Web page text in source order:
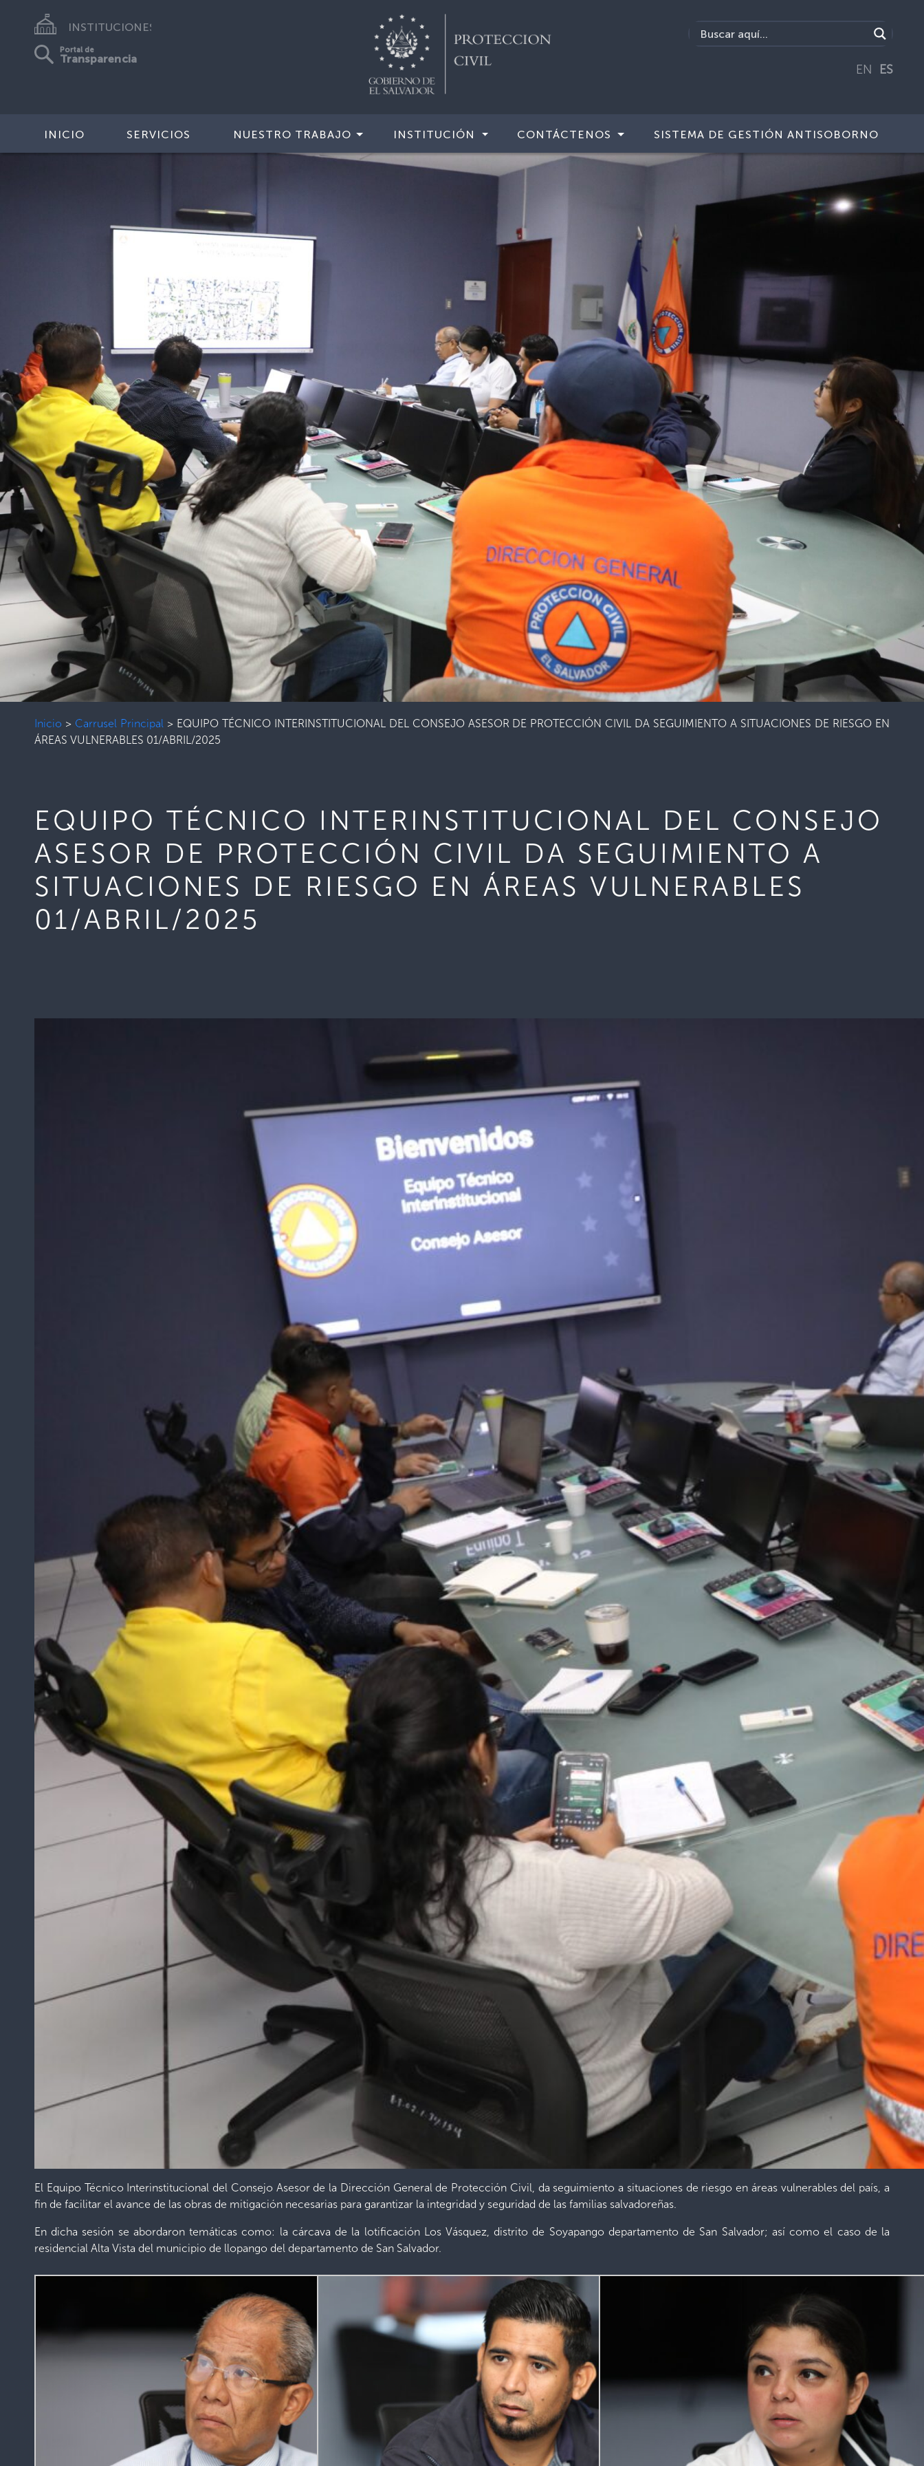
INSTITUCIONES
Portal de
Transparencia
EN ES
INICIO SERVICIOS NUESTRO TRABAJO INSTITUCIÓN CONTÁCTENOS SISTEMA DE GESTIÓN ANTISOBORNO
Inicio > Carrusel Principal > EQUIPO TÉCNICO INTERINSTITUCIONAL DEL CONSEJO ASESOR DE PROTECCIÓN CIVIL DA SEGUIMIENTO A SITUACIONES DE RIESGO EN
ÁREAS VULNERABLES 01/ABRIL/2025
EQUIPO TÉCNICO INTERINSTITUCIONAL DEL CONSEJO
ASESOR DE PROTECCIÓN CIVIL DA SEGUIMIENTO A
SITUACIONES DE RIESGO EN ÁREAS VULNERABLES
01/ABRIL/2025
El Equipo Técnico Interinstitucional del Consejo Asesor de la Dirección General de Protección Civil, da seguimiento a situaciones de riesgo en áreas vulnerables del país, a
fin de facilitar el avance de las obras de mitigación necesarias para garantizar la integridad y seguridad de las familias salvadoreñas.
En dicha sesión se abordaron temáticas como: la cárcava de la lotificación Los Vásquez, distrito de Soyapango departamento de San Salvador; así como el caso de la
residencial Alta Vista del municipio de llopango del departamento de San Salvador.